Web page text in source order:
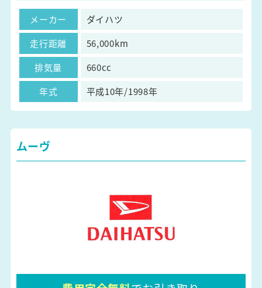
メーカー
ダイハツ
走行距離
56,000km
排気量
660cc
年式
平成10年/1998年
ムーヴ